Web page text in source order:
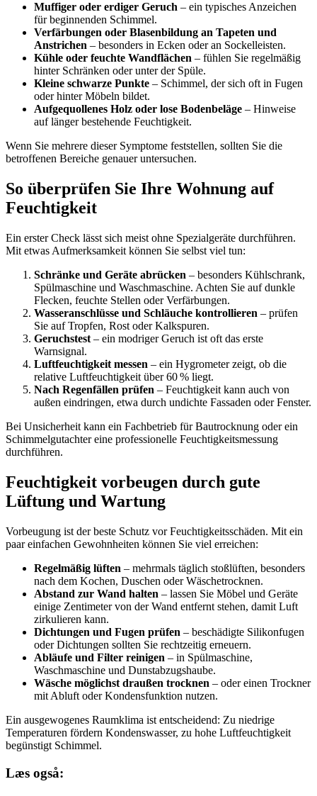
Muffiger oder erdiger Geruch – ein typisches Anzeichen
für beginnenden Schimmel.
Verfärbungen oder Blasenbildung an Tapeten und
Anstrichen – besonders in Ecken oder an Sockelleisten.
Kühle oder feuchte Wandflächen – fühlen Sie regelmäßig
hinter Schränken oder unter der Spüle.
Kleine schwarze Punkte – Schimmel, der sich oft in Fugen
oder hinter Möbeln bildet.
Aufgequollenes Holz oder lose Bodenbeläge – Hinweise
auf länger bestehende Feuchtigkeit.
Wenn Sie mehrere dieser Symptome feststellen, sollten Sie die
betroffenen Bereiche genauer untersuchen.
So überprüfen Sie Ihre Wohnung auf
Feuchtigkeit
Ein erster Check lässt sich meist ohne Spezialgeräte durchführen.
Mit etwas Aufmerksamkeit können Sie selbst viel tun:
Schränke und Geräte abrücken – besonders Kühlschrank,
Spülmaschine und Waschmaschine. Achten Sie auf dunkle
Flecken, feuchte Stellen oder Verfärbungen.
Wasseranschlüsse und Schläuche kontrollieren – prüfen
Sie auf Tropfen, Rost oder Kalkspuren.
Geruchstest – ein modriger Geruch ist oft das erste
Warnsignal.
Luftfeuchtigkeit messen – ein Hygrometer zeigt, ob die
relative Luftfeuchtigkeit über 60 % liegt.
Nach Regenfällen prüfen – Feuchtigkeit kann auch von
außen eindringen, etwa durch undichte Fassaden oder Fenster.
Bei Unsicherheit kann ein Fachbetrieb für Bautrocknung oder ein
Schimmelgutachter eine professionelle Feuchtigkeitsmessung
durchführen.
Feuchtigkeit vorbeugen durch gute
Lüftung und Wartung
Vorbeugung ist der beste Schutz vor Feuchtigkeitsschäden. Mit ein
paar einfachen Gewohnheiten können Sie viel erreichen:
Regelmäßig lüften – mehrmals täglich stoßlüften, besonders
nach dem Kochen, Duschen oder Wäschetrocknen.
Abstand zur Wand halten – lassen Sie Möbel und Geräte
einige Zentimeter von der Wand entfernt stehen, damit Luft
zirkulieren kann.
Dichtungen und Fugen prüfen – beschädigte Silikonfugen
oder Dichtungen sollten Sie rechtzeitig erneuern.
Abläufe und Filter reinigen – in Spülmaschine,
Waschmaschine und Dunstabzugshaube.
Wäsche möglichst draußen trocknen – oder einen Trockner
mit Abluft oder Kondensfunktion nutzen.
Ein ausgewogenes Raumklima ist entscheidend: Zu niedrige
Temperaturen fördern Kondenswasser, zu hohe Luftfeuchtigkeit
begünstigt Schimmel.
Læs også: